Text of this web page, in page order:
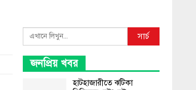
Search সার্চ
জনপ্রিয় খবর
হাটহাজারীতে ঝটিকা